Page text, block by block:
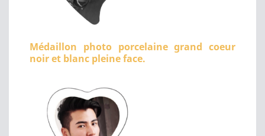
Médaillon photo porcelaine grand coeur
noir et blanc pleine face.